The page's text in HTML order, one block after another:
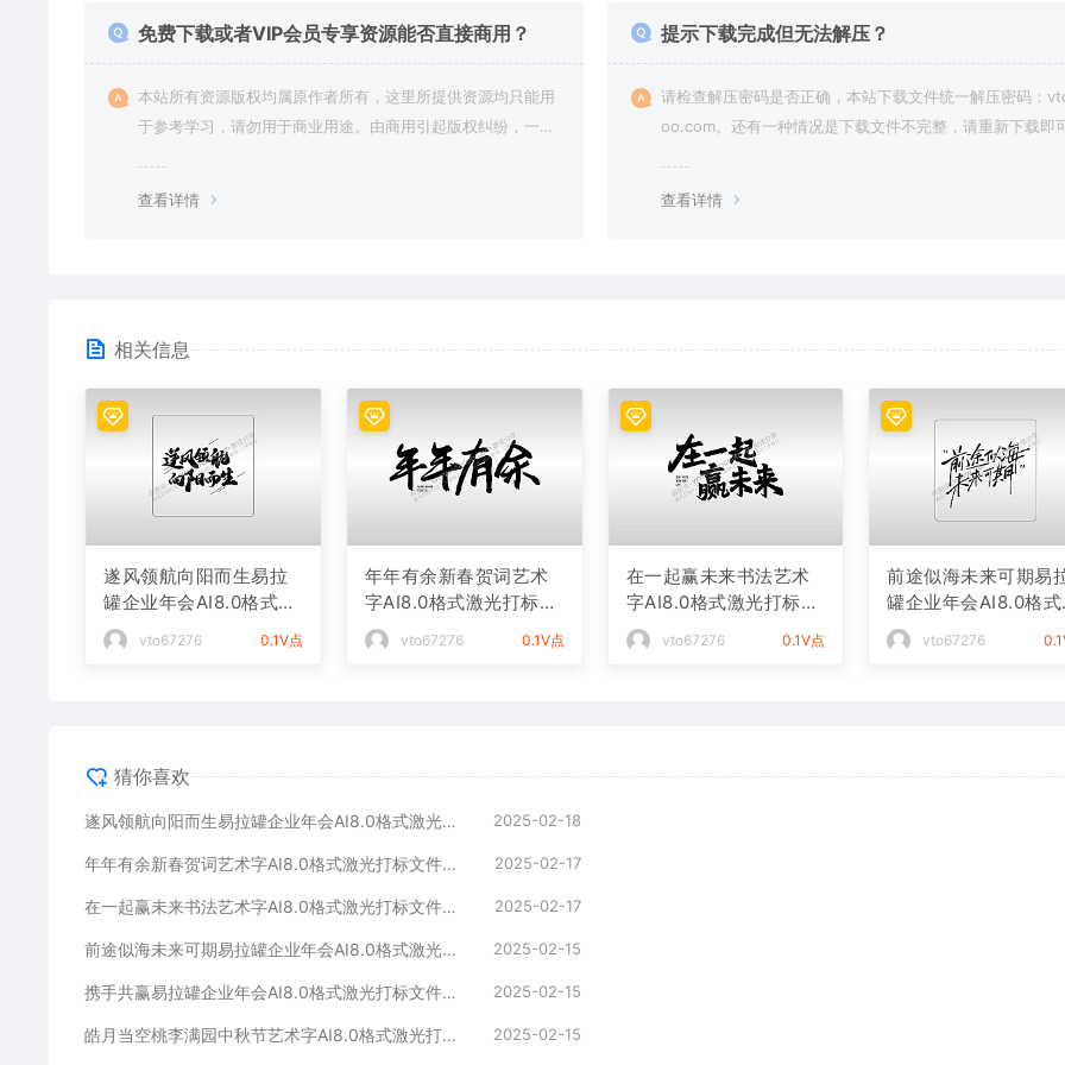
免费下载或者VIP会员专享资源能否直接商用？
本站所有资源版权均属原作者所有，这里所提供资源均只能用
于参考学习，请勿用于商业用途。由商用引起版权纠纷，一切
查看详情
提示下载完成但无法解压？
请检查解压密码是否正确，本站下载文件统一解压密码：
oo.com。还有一种情况是下载文件不完整，请重新下载即可
查看详情
相关信息
遂风领航向阳而生易拉
罐企业年会AI8.0格式激
光打标文件通用矢量图
vto67276 0.1V点
年年有余新春贺词艺术
字AI8.0格式激光打标文
件通用矢量图
vto67276 0.1V点
在一起赢未来书法艺术
字AI8.0格式激光打标文
件通用矢量图
vto67276 0.1V点
前途似海未来可期易
罐企业年会AI8.0格式
光打标文件通用矢量图
vto67276
猜你喜欢
遂风领航向阳而生易拉罐企业年会AI8.0格式激光打标文件通用矢量图 2025-02-18
年年有余新春贺词艺术字AI8.0格式激光打标文件通用矢量图 2025-02-17
在一起赢未来书法艺术字AI8.0格式激光打标文件通用矢量图 2025-02-17
前途似海未来可期易拉罐企业年会AI8.0格式激光打标文件通用矢量图 2025-02-15
携手共赢易拉罐企业年会AI8.0格式激光打标文件通用矢量图 2025-02-15
皓月当空桃李满园中秋节艺术字AI8.0格式激光打标文件通用矢量图 2025-02-15